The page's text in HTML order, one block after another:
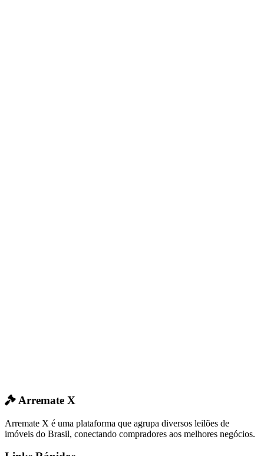
Arremate X
Arremate X é uma plataforma que agrupa diversos leilões de
imóveis do Brasil, conectando compradores aos melhores negócios.